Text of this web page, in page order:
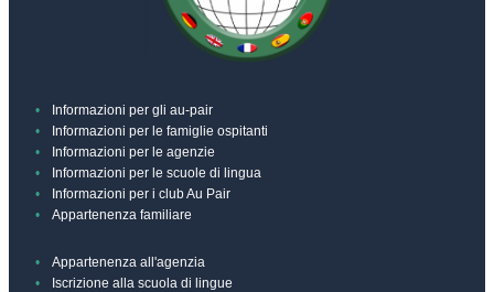
Informazioni per gli au-pair
Informazioni per le famiglie ospitanti
Informazioni per le agenzie
Informazioni per le scuole di lingua
Informazioni per i club Au Pair
Appartenenza familiare
Appartenenza all'agenzia
Iscrizione alla scuola di lingue